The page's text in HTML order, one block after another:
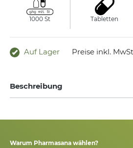
1000 St Tabletten
Auf Lager Preise inkl.
Beschreibung
Warum Pharmasana wählen?